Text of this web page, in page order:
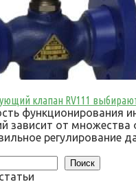
клапан RV111
функционирования
зависит от множества
регулирование
Поиск